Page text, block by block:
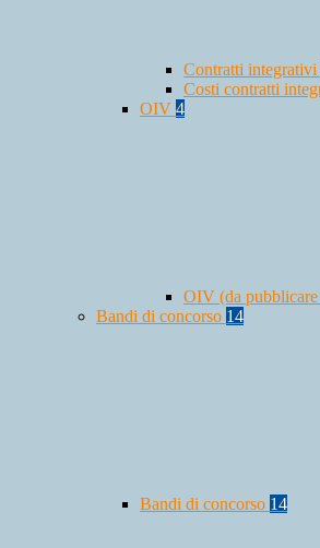
Contratti integrativi
Costi contratti
OIV 4
OIV (da
Bandi di concorso 14
Bandi di concorso 14